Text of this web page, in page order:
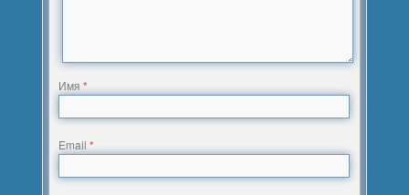
Имя*
Email*